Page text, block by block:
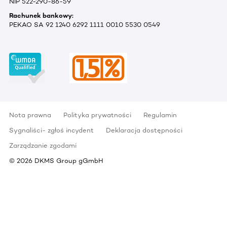
Rachunek bankowy:
PEKAO SA 92 1240 6292 1111 0010 5530 0549
Nota prawna Polityka prywatności
Regulamin
Sygnaliści- zgłoś incydent
Deklaracja dostępności
Zarządzanie zgodami
© 2026 DKMS Group gGmbH